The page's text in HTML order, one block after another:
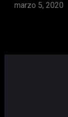
marzo 5, 2020